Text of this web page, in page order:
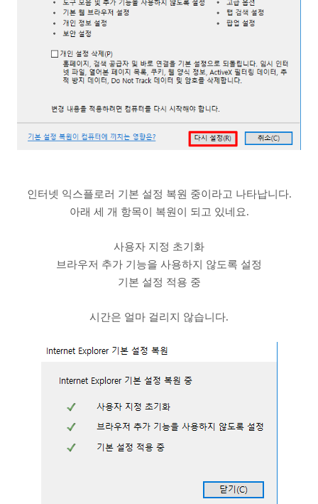
인터넷 익스플로러 기본 설정 복원 중이라고 나타납니다.
아래 세 개 항목이 복원이 되고 있네요.
사용자 지정 초기화
브라우저 추가 기능을 사용하지 않도록 설정
기본 설정 적용 중
시간은 얼마 걸리지 않습니다.